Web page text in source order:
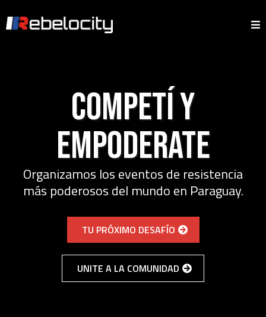
Competí y
empoderate
Organizamos los eventos de resistencia
más poderosos del mundo en Paraguay.
TU PRÓXIMO DESAFÍO
UNITE A LA COMUNIDAD